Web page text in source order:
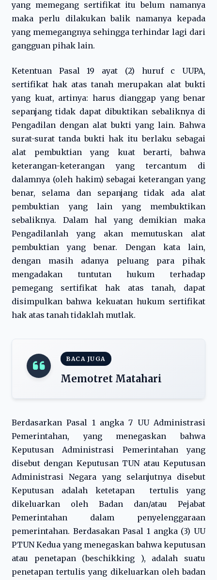
yang memegang sertifikat itu belum namanya
maka perlu dilakukan balik namanya kepada
yang memegangnya sehingga terhindar lagi dari
gangguan pihak lain.
Ketentuan Pasal 19 ayat (2) huruf c UUPA,
sertifikat hak atas tanah merupakan alat bukti
yang kuat, artinya: harus dianggap yang benar
sepanjang tidak dapat dibuktikan sebaliknya di
Pengadilan dengan alat bukti yang lain. Bahwa
surat-surat tanda bukti hak itu berlaku sebagai
alat pembuktian yang kuat berarti, bahwa
keterangan-keterangan yang tercantum di
dalamnya (oleh hakim) sebagai keterangan yang
benar, selama dan sepanjang tidak ada alat
pembuktian yang lain yang membuktikan
sebaliknya. Dalam hal yang demikian maka
Pengadilanlah yang akan memutuskan alat
pembuktian yang benar. Dengan kata lain,
dengan masih adanya peluang para pihak
mengadakan tuntutan hukum terhadap
pemegang sertifikat hak atas tanah, dapat
disimpulkan bahwa kekuatan hukum sertifikat
hak atas tanah tidaklah mutlak.
BACA JUGA
Memotret Matahari
Berdasarkan Pasal 1 angka 7 UU Administrasi
Pemerintahan, yang menegaskan bahwa
Keputusan Administrasi Pemerintahan yang
disebut dengan Keputusan TUN atau Keputusan
Administrasi Negara yang selanjutnya disebut
Keputusan adalah ketetapan tertulis yang
dikeluarkan oleh Badan dan/atau Pejabat
Pemerintahan dalam penyelenggaraan
pemerintahan. Berdasakan Pasal 1 angka (3) UU
PTUN Kedua yang menegaskan bahwa keputusan
atau penetapan (beschikking ), adalah suatu
penetapan tertulis yang dikeluarkan oleh badan